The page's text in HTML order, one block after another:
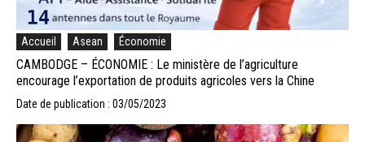
Accueil Asean Économie
CAMBODGE – ÉCONOMIE : Le ministère de l’agriculture
encourage l’exportation de produits agricoles vers la Chine
Date de publication : 03/05/2023